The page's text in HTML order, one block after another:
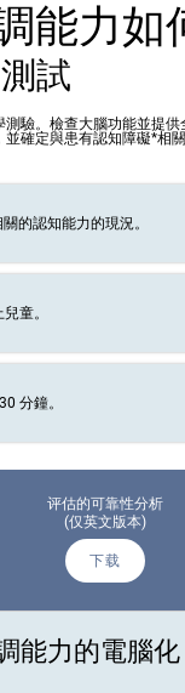
能力如
試
測驗。檢查大腦功能並提
並確定與患有認知障礙*相
的認知能力的現況。
童。
分鐘。
评估的可靠性分析
(仅英文版本)
下载
能力的電腦化